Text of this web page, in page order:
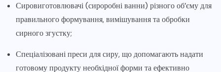
Сировиготовлювачі (сироробні ванни) різного об’єму для
правильного формування, вимішування та обробки
сирного згустку;
Спеціалізовані преси для сиру, що допомагають надати
готовому продукту необхідної форми та ефективно